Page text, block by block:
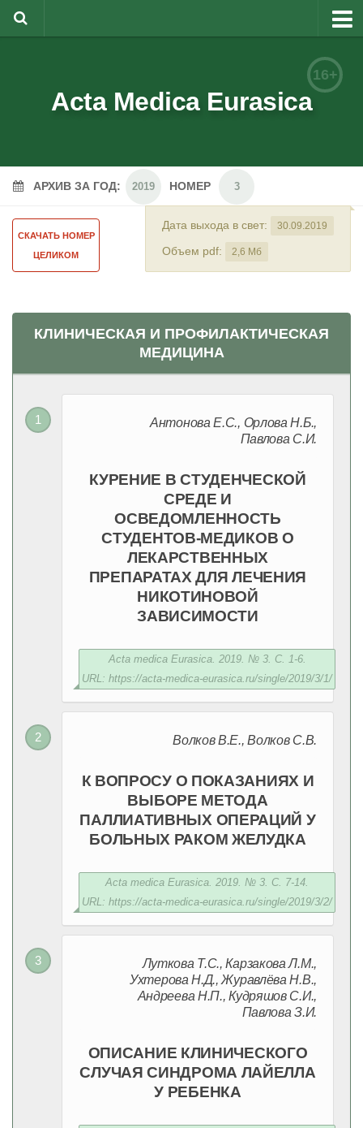
Редакционная коллегия
Бланки документов
16+
Acta Medica Eurasica
АРХИВ ЗА ГОД: 2019 НОМЕР 3
СКАЧАТЬ НОМЕР
ЦЕЛИКОМ
Дата выхода в свет: 30.09.2019
Объем pdf: 2,6 Мб
КЛИНИЧЕСКАЯ И ПРОФИЛАКТИЧЕСКАЯ
МЕДИЦИНА
Антонова Е.С., Орлова Н.Б.,
Павлова С.И.
КУРЕНИЕ В СТУДЕНЧЕСКОЙ
СРЕДЕ И
ОСВЕДОМЛЕННОСТЬ
СТУДЕНТОВ-МЕДИКОВ О
ЛЕКАРСТВЕННЫХ
ПРЕПАРАТАХ ДЛЯ ЛЕЧЕНИЯ
НИКОТИНОВОЙ
ЗАВИСИМОСТИ
Acta medica Eurasica. 2019. № 3. С. 1-6.
URL: https://acta-medica-eurasica.ru/single/2019/3/1/
Волков В.Е., Волков С.В.
К ВОПРОСУ О ПОКАЗАНИЯХ И
ВЫБОРЕ МЕТОДА
ПАЛЛИАТИВНЫХ ОПЕРАЦИЙ У
БОЛЬНЫХ РАКОМ ЖЕЛУДКА
Acta medica Eurasica. 2019. № 3. С. 7-14.
URL: https://acta-medica-eurasica.ru/single/2019/3/2/
Луткова Т.С., Карзакова Л.М.,
Ухтерова Н.Д., Журавлёва Н.В.,
Андреева Н.П., Кудряшов С.И.,
Павлова З.И.
ОПИСАНИЕ КЛИНИЧЕСКОГО
СЛУЧАЯ СИНДРОМА ЛАЙЕЛЛА
У РЕБЕНКА